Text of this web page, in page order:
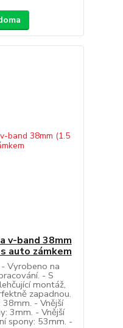
v-band 38mm
auto zámkem
Vyrobeno na
- S
montáž,
zapadnou.
- Vnější
3mm. - Vnější
spony: 53mm. -